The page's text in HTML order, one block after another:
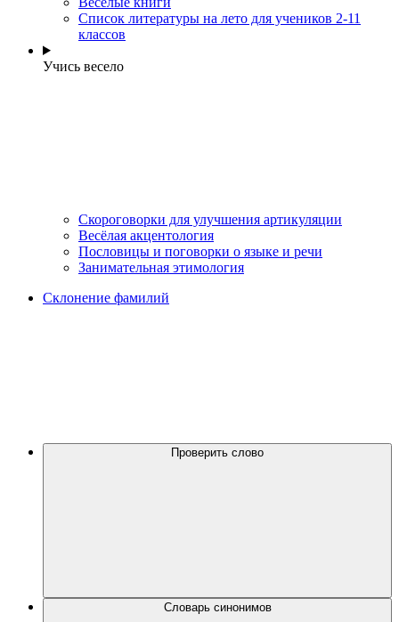
Cписок литературы на лето для учеников 2-11
классов
Учись весело
Скороговорки для улучшения артикуляции
Весёлая акцентология
Пословицы и поговорки о языке и речи
Занимательная этимология
Склонение фамилий
Проверить слово
Словарь синонимов